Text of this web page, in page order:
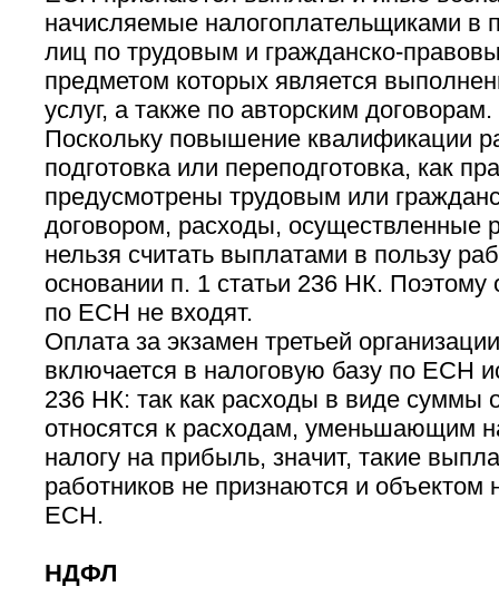
начисляемые налогоплательщиками в
лиц по трудовым и гражданско-
предметом которых является
услуг, а также по авторским договорам.
Поскольку повышение квалификации
подготовка или переподготовка, как
предусмотрены трудовым или
договором, расходы, осуществленные
нельзя считать выплатами в пользу
основании п. 1 статьи 236 НК. Поэтому
по ЕСН не входят.
Оплата за экзамен третьей
включается в налоговую базу по ЕСН
236 НК: так как расходы в виде суммы
относятся к расходам, уменьшающим
налогу на прибыль, значит, такие
работников не признаются и объектом
ЕСН.
НДФЛ